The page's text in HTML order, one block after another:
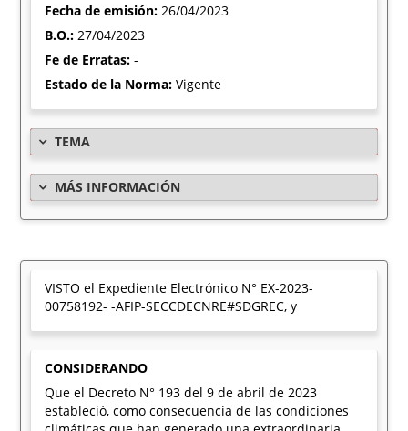
Fecha de emisión:26/04/2023
B.O.:27/04/2023
Fe de Erratas:-
Estado de la Norma:Vigente
TEMA
MÁS INFORMACIÓN
VISTO el Expediente Electrónico N° EX-2023-
00758192- -AFIP-SECCDECNRE#SDGREC, y
CONSIDERANDO
Que el Decreto N° 193 del 9 de abril de 2023
estableció, como consecuencia de las condiciones